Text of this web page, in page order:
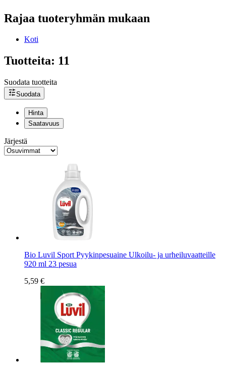
Rajaa tuoteryhmän mukaan
Koti
Tuotteita: 11
Suodata tuotteita
Suodata
Hinta
Saatavuus
Järjestä
Bio Luvil Sport Pyykinpesuaine Ulkoilu- ja urheiluvaatteille
920 ml 23 pesua
5,59 €